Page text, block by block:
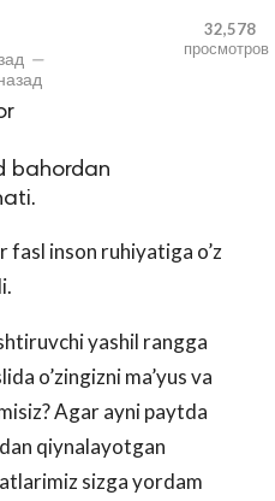
—
32,578
просмотров
bahordan
fasl inson ruhiyatiga o’z
yashil rangga
o’zingizni ma’yus va
Agar ayni paytda
qiynalayotgan
sizga yordam